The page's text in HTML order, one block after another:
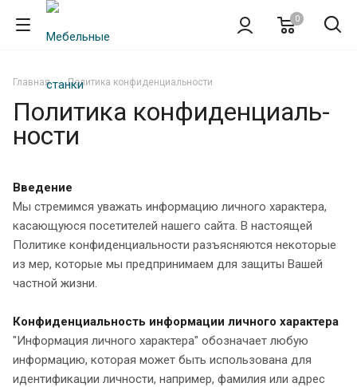
0
Главная Политика конфиденциальности
Политика кон­фи­ден­циаль­
нос­ти
Введение
Мы стремимся уважать информацию личного характера,
касающуюся посетителей нашего сайта. В настоящей
Политике конфиденциальности разъясняются некоторые
из мер, которые мы предпринимаем для защиты Вашей
частной жизни.
Конфиденциальность информации личного характера
"Информация личного характера" обозначает любую
информацию, которая может быть использована для
идентификации личности, например, фамилия или адрес